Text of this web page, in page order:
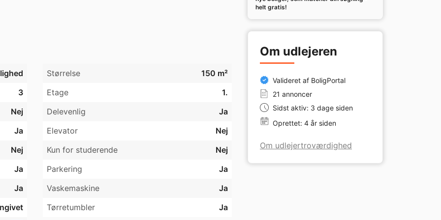
lign er,og bliver ikke tilladt.
som passer ind i vores dejlige community.
i ejendommen.
Størrelse
150 m²
3 Etage
1.
Nej Delevenlig
Ja
Ja Elevator
Nej
Nej Kun for studerende
Nej
Ja Parkering
Ja
Ja Vaskemaskine
Ja
Tørretumbler
Ja
helt gratis!
Om udlejeren
Valideret af BoligPortal
21 annoncer
Sidst aktiv: 3 dage siden
Oprettet: 4 år siden
Om udlejertroværdighed